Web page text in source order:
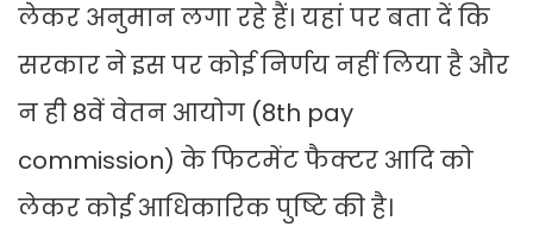
लेकर अनुमान लगा रहे हैं। यहां पर बता दें कि
सरकार ने इस पर कोई निर्णय नहीं लिया है और
न ही 8वें वेतन आयोग (8th pay
commission) के फिटमेंट फैक्टर आदि को
लेकर कोई आधिकारिक पुष्टि की है।